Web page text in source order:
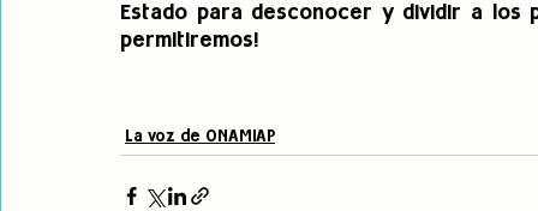
Estado para desconocer y dividir a los
permitiremos!
La voz de ONAMIAP